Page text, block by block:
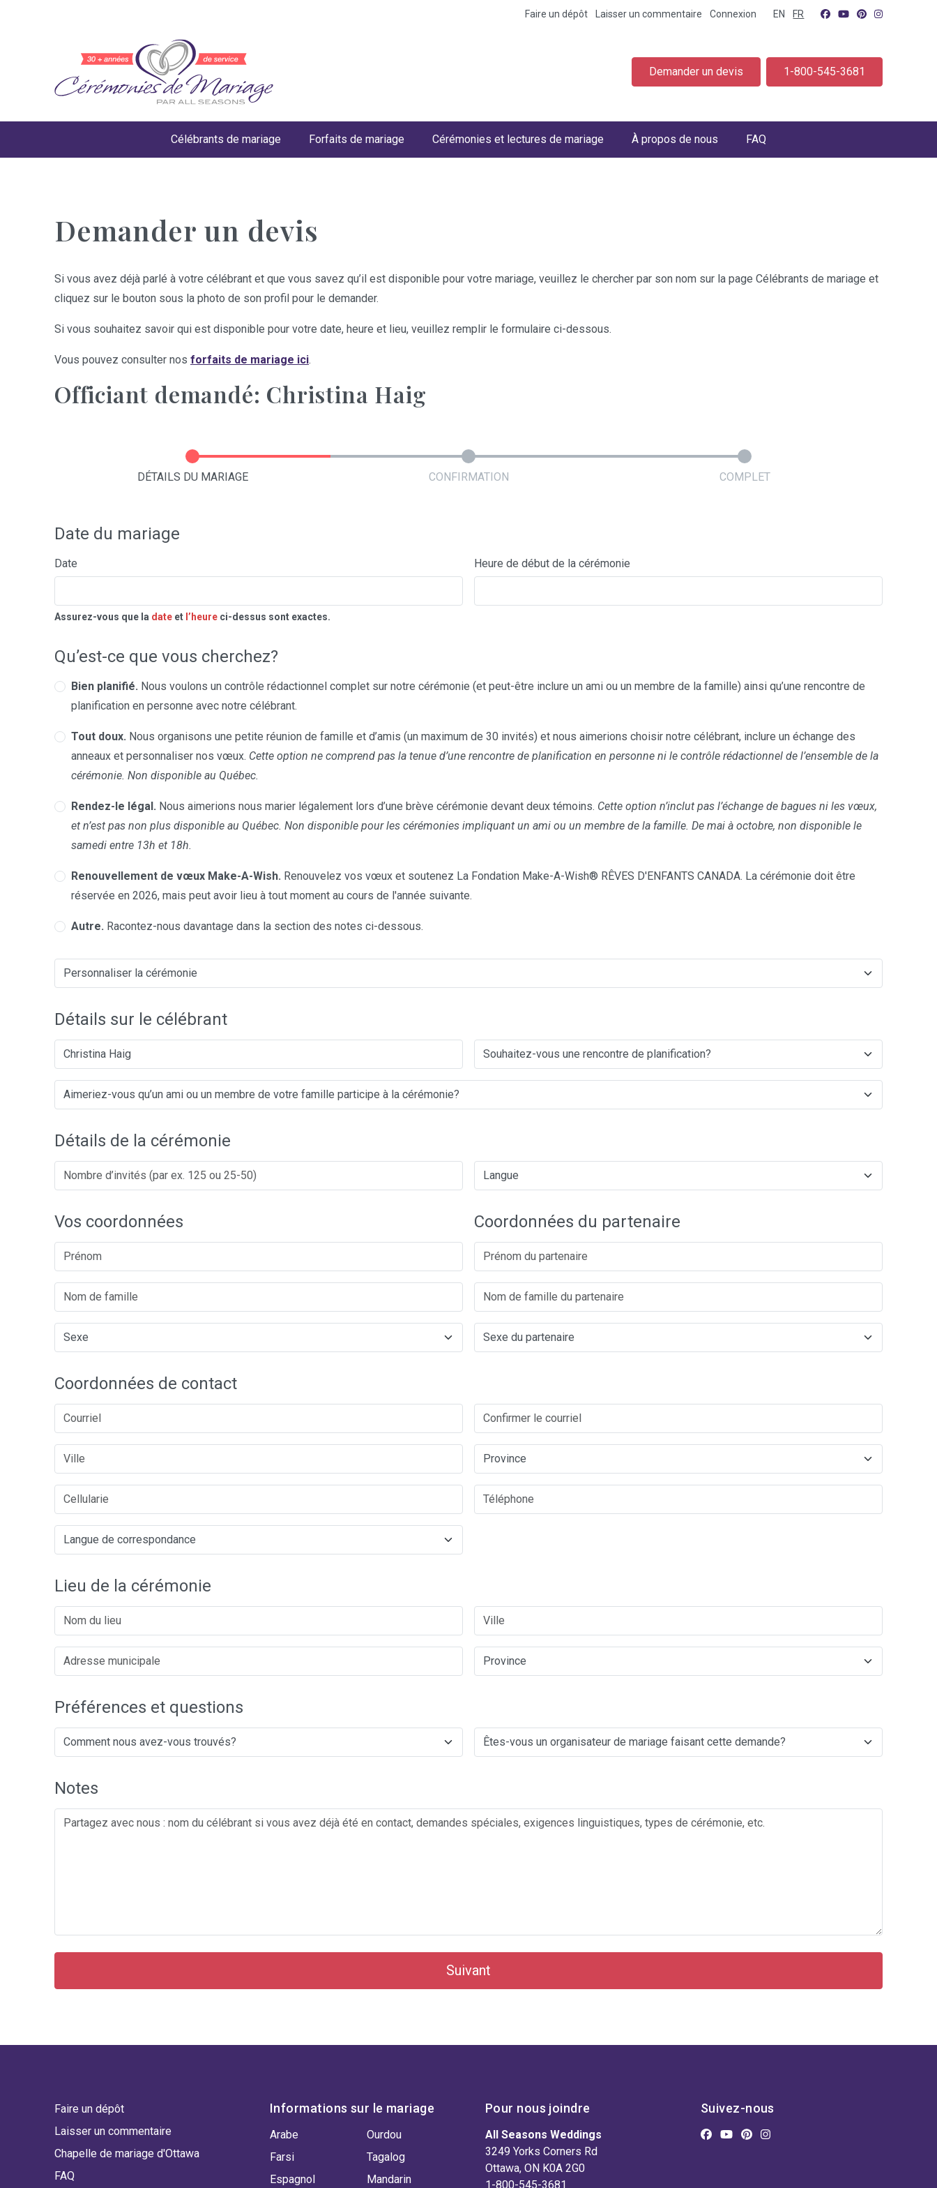
Faire un dépôt Laisser un commentaire Connexion EN FR
Demander un devis 1-800-545-3681
Célébrants de mariage Forfaits de mariage Cérémonies et lectures de mariage À propos de nous FAQ
Demander un devis
Si vous avez déjà parlé à votre célébrant et que vous savez qu’il est disponible pour votre mariage, veuillez le chercher par son nom sur la page Célébrants de mariage et
cliquez sur le bouton sous la photo de son profil pour le demander.
Si vous souhaitez savoir qui est disponible pour votre date, heure et lieu, veuillez remplir le formulaire ci-dessous.
Vous pouvez consulter nos forfaits de mariage ici.
Officiant demandé: Christina Haig
DÉTAILS DU MARIAGE CONFIRMATION COMPLET
Date du mariage
Date Heure de début de la cérémonie
Assurez-vous que la date et l’heure ci-dessus sont exactes.
Qu’est-ce que vous cherchez?
Bien planifié. Nous voulons un contrôle rédactionnel complet sur notre cérémonie (et peut-être inclure un ami ou un membre de la famille) ainsi qu’une rencontre de
planification en personne avec notre célébrant.
Tout doux. Nous organisons une petite réunion de famille et d’amis (un maximum de 30 invités) et nous aimerions choisir notre célébrant, inclure un échange des
anneaux et personnaliser nos vœux. Cette option ne comprend pas la tenue d’une rencontre de planification en personne ni le contrôle rédactionnel de l’ensemble de la
cérémonie. Non disponible au Québec.
Rendez-le légal. Nous aimerions nous marier légalement lors d’une brève cérémonie devant deux témoins. Cette option n’inclut pas l’échange de bagues ni les vœux,
et n’est pas non plus disponible au Québec. Non disponible pour les cérémonies impliquant un ami ou un membre de la famille. De mai à octobre, non disponible le
samedi entre 13h et 18h.
Renouvellement de vœux Make-A-Wish. Renouvelez vos vœux et soutenez La Fondation Make-A-Wish® RÊVES D'ENFANTS CANADA. La cérémonie doit être
réservée en 2026, mais peut avoir lieu à tout moment au cours de l'année suivante.
Autre. Racontez-nous davantage dans la section des notes ci-dessous.
Détails sur le célébrant
Christina Haig
Détails de la cérémonie
Vos coordonnées Coordonnées du partenaire
Coordonnées de contact
Lieu de la cérémonie
Préférences et questions
Notes
Suivant
Faire un dépôt
Laisser un commentaire
Chapelle de mariage d'Ottawa
FAQ
Informations sur le mariage
Arabe
Farsi
Espagnol
Ourdou
Tagalog
Mandarin
Pour nous joindre
All Seasons Weddings
3249 Yorks Corners Rd
Ottawa, ON K0A 2G0
1-800-545-3681
Suivez-nous